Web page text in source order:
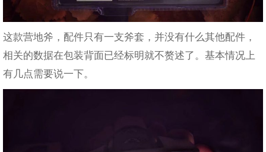
这款营地斧，配件只有一支斧套，并没有什么其他配件，
相关的数据在包装背面已经标明就不赘述了。基本情况上
有几点需要说一下。